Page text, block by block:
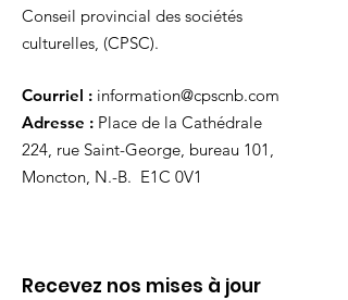
Conseil provincial des sociétés
culturelles, (CPSC).
Courriel : information@cpscnb.com
Adresse : Place de la Cathédrale
224, rue Saint-George, bureau 101,
Moncton, N.-B. E1C 0V1
Recevez nos mises à jour